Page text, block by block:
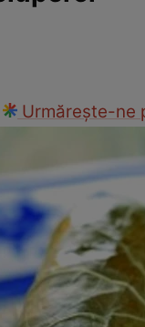
Urmărește-ne